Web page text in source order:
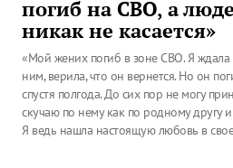
погиб на СВО, а
никак не касается»
«Мой жених погиб в зоне СВО. Я ждала
ним, верила, что он вернется. Но он
спустя полгода. До сих пор не могу
скучаю по нему как по родному другу
Я ведь нашла настоящую любовь в